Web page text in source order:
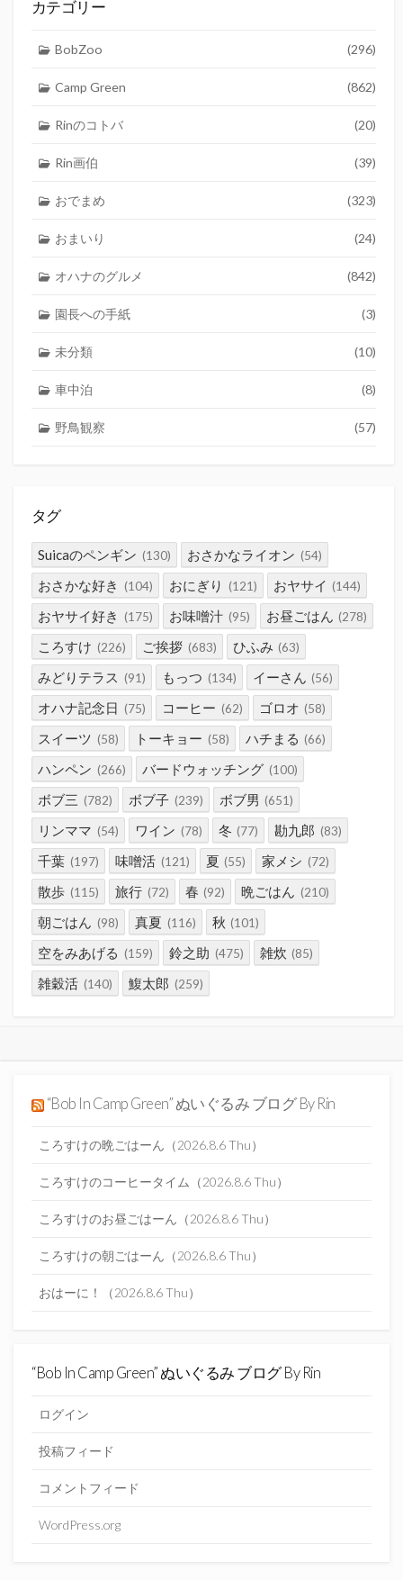
カテゴリー
BobZoo (296)
Camp Green (862)
Rinのコトバ (20)
Rin画伯 (39)
おでまめ (323)
おまいり (24)
オハナのグルメ (842)
園長への手紙 (3)
未分類 (10)
車中泊 (8)
野鳥観察 (57)
タグ
Suicaのペンギン (130) おさかなライオン (54)
おさかな好き (104) おにぎり (121) おヤサイ (144)
おヤサイ好き (175) お味噌汁 (95) お昼ごはん (278)
ころすけ (226) ご挨拶 (683) ひふみ (63)
みどりテラス (91) もっつ (134) イーさん (56)
オハナ記念日 (75) コーヒー (62) ゴロオ (58)
スイーツ (58) トーキョー (58) ハチまる (66)
ハンペン (266) バードウォッチング (100)
ボブ三 (782) ボブ子 (239) ボブ男 (651)
リンママ (54) ワイン (78) 冬 (77) 勘九郎 (83)
千葉 (197) 味噌活 (121) 夏 (55) 家メシ (72)
散歩 (115) 旅行 (72) 春 (92) 晩ごはん (210)
朝ごはん (98) 真夏 (116) 秋 (101)
空をみあげる (159) 鈴之助 (475) 雑炊 (85)
雑穀活 (140) 鰒太郎 (259)
“Bob In Camp Green” ぬいぐるみ ブログ By Rin
ころすけの晩ごはーん（2026.8.6 Thu）
ころすけのコーヒータイム（2026.8.6 Thu）
ころすけのお昼ごはーん（2026.8.6 Thu）
ころすけの朝ごはーん（2026.8.6 Thu）
おはーに！（2026.8.6 Thu）
“Bob In Camp Green” ぬいぐるみ ブログ By Rin
ログイン
投稿フィード
コメントフィード
WordPress.org